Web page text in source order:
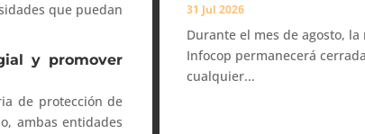
que puedan
y promover
de protección de
ambas entidades
31 Jul 2026
Durante el mes de agosto, la
Infocop permanecerá
cualquier...